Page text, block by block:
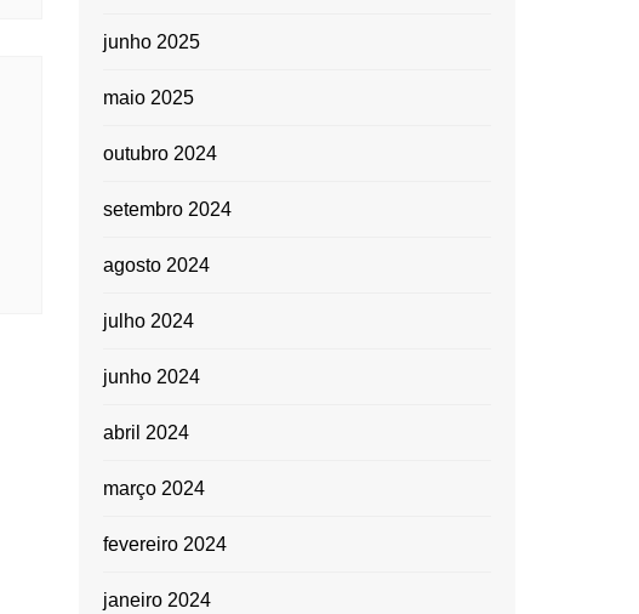
junho 2025
maio 2025
outubro 2024
setembro 2024
agosto 2024
julho 2024
junho 2024
abril 2024
março 2024
fevereiro 2024
janeiro 2024